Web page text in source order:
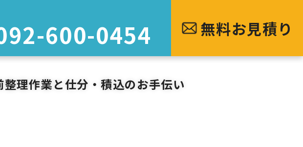
600-0454 無料お見積り
理作業と仕分・積込のお手伝い